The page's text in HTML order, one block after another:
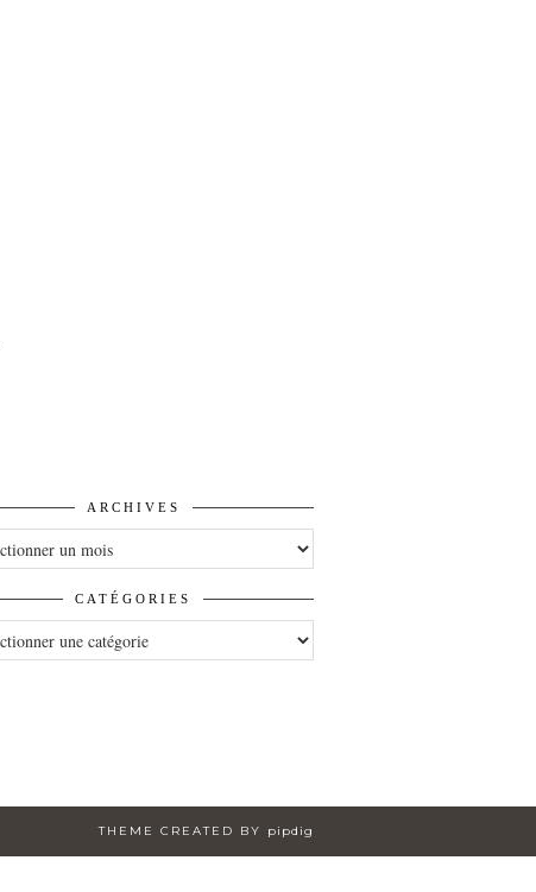
ARCHIVES
CATÉGORIES
THEME CREATED BY pipdig